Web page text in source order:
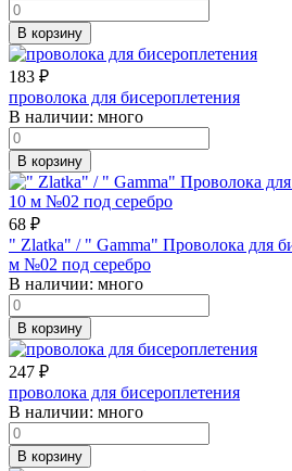
В корзину
183 ₽
проволока для бисероплетения
В наличии: много
В корзину
68 ₽
" Zlatka" / " Gamma" Проволока для
м №02 под серебро
В наличии: много
В корзину
247 ₽
проволока для бисероплетения
В наличии: много
В корзину